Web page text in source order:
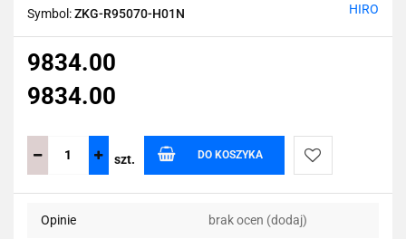
Symbol:ZKG-R95070-H01N HIRO
9834.00
9834.00
szt. DO KOSZYKA
Do
Opinie brak ocen (dodaj)